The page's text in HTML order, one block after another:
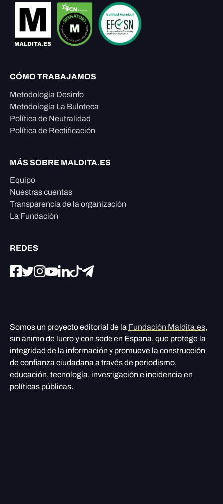
CÓMO TRABAJAMOS
Metodología Desinfo
Metodología La Buloteca
Política de Neutralidad
Política de Rectificación
MÁS SOBRE MALDITA.ES
Equipo
Nuestras cuentas
Transparencia de la organización
La Fundación
REDES
Somos un proyecto editorial de la Fundación Maldita.es,
sin ánimo de lucro y con sede en España, que protege la
integridad de la información y promueve la construcción
de confianza ciudadana a través de periodismo,
educación, tecnología, investigación e incidencia en
políticas públicas.